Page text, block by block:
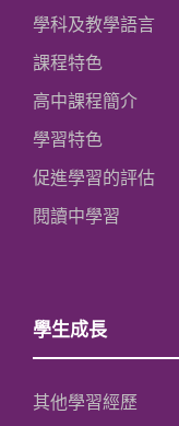
學科及教學語言
課程特色
高中課程簡介
學習特色
促進學習的評估
閱讀中學習
學生成長
其他學習經歷